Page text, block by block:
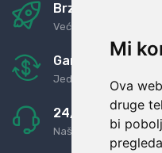
Mi
Ova
druge
bi
Brza i sigurna
Već za nekoliko dana
Garancija u
Jednostavno pravilo:
24/7 odlična
Naši agenti uvijek na